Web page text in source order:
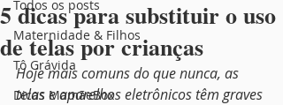
Todos os posts
Maternidade & Filhos
Tô Grávida
Dicas MamãeBox
5 dicas para substituir o uso
de telas por crianças
Hoje mais comuns do que nunca, as
telas e aparelhos eletrônicos têm graves